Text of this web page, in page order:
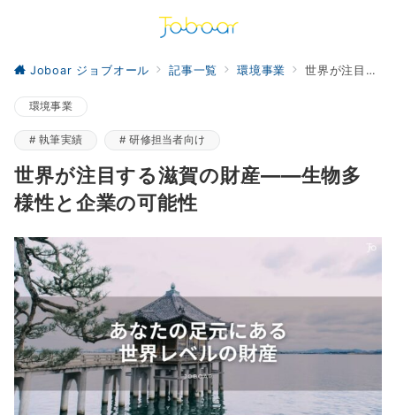
Joboar ジョブオール 記事一覧 環境事業 世界が注目する滋賀の財産――生物多様性と企業の可能性
環境事業
執筆実績 研修担当者向け
世界が注目する滋賀の財産――生物多
様性と企業の可能性